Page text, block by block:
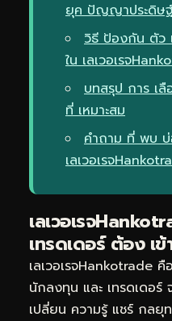
ยุค ปัญญาประดิษ
วิธี ป้องกัน ตัว
ใน เลเวอเรจ
บทสรุป การ เลื
ที่ เหมาะสม
คำถาม ที่ พบ
เลเวอเรจ
เลเวอเรจ
เทรดเดอร์ ต้อง เ
เลเวอเรจHankotrade
นักลงทุน และ เทรดเดอร์
เปลี่ยน ความรู้ แชร์ กลยุ